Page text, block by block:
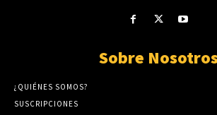
Sobre
¿QUIÉNES SOMOS?
SUSCRIPCIONES